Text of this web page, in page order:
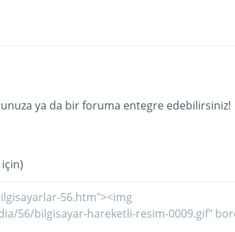
ya da bir foruma entegre edebilirsiniz!